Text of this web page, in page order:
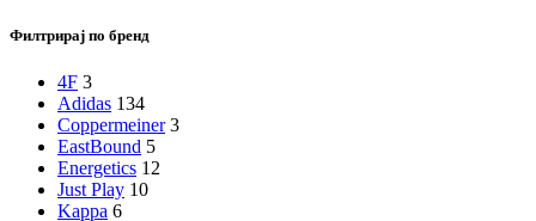
Филтрирај по бренд
4F 3
Adidas 134
Coppermeiner 3
EastBound 5
Energetics 12
Just Play 10
Kappa 6